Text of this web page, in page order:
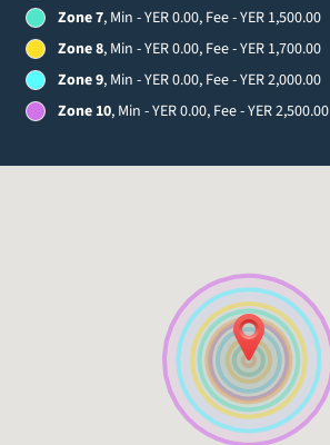
Zone 7, Min - YER 0.00, Fee - YER 1,500.00
Zone 8, Min - YER 0.00, Fee - YER 1,700.00
Zone 9, Min - YER 0.00, Fee - YER 2,000.00
Zone 10, Min - YER 0.00, Fee - YER 2,500.00